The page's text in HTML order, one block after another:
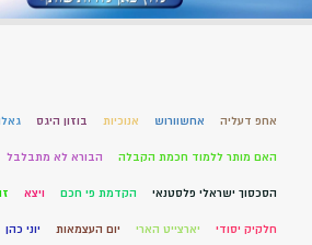
אחפ דעליה אחשוורוש אנוכיות בוזון היגס
האם מותר ללמוד חכמת הקבלה הבורא לא מתבלבל
הסכסוך ישראלי פלסטנאי הקדמת פי חכם ויצא
חלקיק יסודי יארצייט הארי יום העצמאות יוני כהן